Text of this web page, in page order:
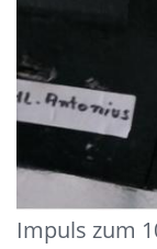
Impuls zum